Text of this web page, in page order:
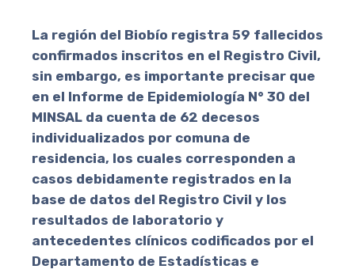
La región del Biobío registra 59 fallecidos
confirmados inscritos en el Registro Civil,
sin embargo, es importante precisar que
en el Informe de Epidemiología N° 30 del
MINSAL da cuenta de 62 decesos
individualizados por comuna de
residencia, los cuales corresponden a
casos debidamente registrados en la
base de datos del Registro Civil y los
resultados de laboratorio y
antecedentes clínicos codificados por el
Departamento de Estadísticas e